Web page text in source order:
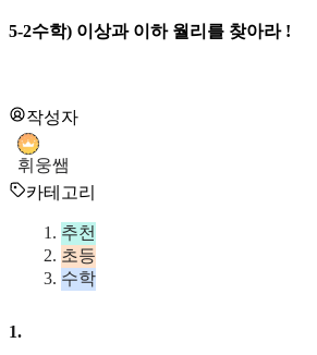
5-2수학) 이상과 이하 월리를 찾아라 !
작성자
휘웅쌤
카테고리
추천
초등
수학
1.